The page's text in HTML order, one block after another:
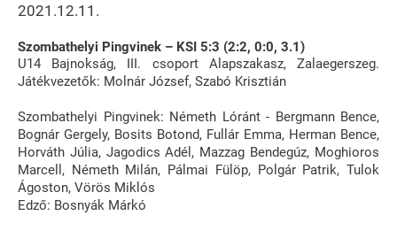
2021.12.11.
Szombathelyi Pingvinek – KSI 5:3 (2:2, 0:0, 3.1)
U14 Bajnokság, III. csoport Alapszakasz, Zalaegerszeg.
Játékvezetők: Molnár József, Szabó Krisztián
Szombathelyi Pingvinek: Németh Lóránt - Bergmann Bence,
Bognár Gergely, Bosits Botond, Fullár Emma, Herman Bence,
Horváth Júlia, Jagodics Adél, Mazzag Bendegúz, Moghioros
Marcell, Németh Milán, Pálmai Fülöp, Polgár Patrik, Tulok
Ágoston, Vörös Miklós
Edző: Bosnyák Márkó